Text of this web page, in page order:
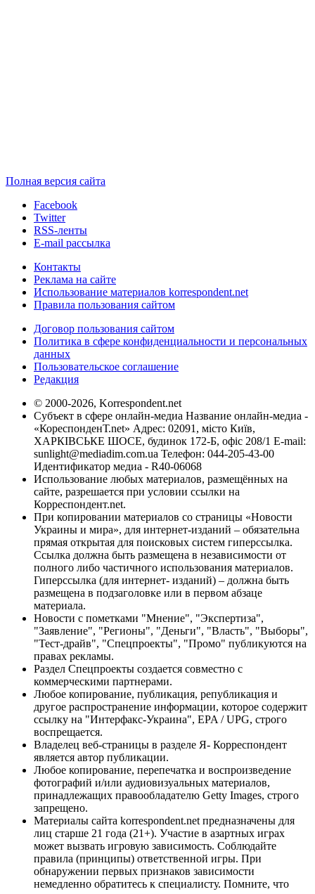
Полная версия сайта
Facebook
Twitter
RSS-ленты
E-mail рассылка
Контакты
Реклама на сайте
Использование материалов korrespondent.net
Правила пользования сайтом
Договор пользования сайтом
Политика в сфере конфиденциальности и персональных
данных
Пользовательское соглашение
Редакция
© 2000-2026, Korrespondent.net
Субъект в сфере онлайн-медиа Название онлайн-медиа -
«КореспонденТ.net» Адрес: 02091, місто Київ,
ХАРКІВСЬКЕ ШОСЕ, будинок 172-Б, офіс 208/1 E-mail:
sunlight@mediadim.com.ua Телефон: 044-205-43-00
Идентификатор медиа - R40-06068
Использование любых материалов, размещённых на
сайте, разрешается при условии ссылки на
Корреспондент.net.
При копировании материалов со страницы «Новости
Украины и мира», для интернет-изданий – обязательна
прямая открытая для поисковых систем гиперссылка.
Ссылка должна быть размещена в независимости от
полного либо частичного использования материалов.
Гиперссылка (для интернет- изданий) – должна быть
размещена в подзаголовке или в первом абзаце
материала.
Новости с пометками "Мнение", "Экспертиза",
"Заявление", "Регионы", "Деньги", "Власть", "Выборы",
"Тест-драйв", "Спецпроекты", "Промо" публикуются на
правах рекламы.
Раздел Спецпроекты создается совместно с
коммерческими партнерами.
Любое копирование, публикация, републикация и
другое распространение информации, которое содержит
ссылку на "Интерфакс-Украина", EPA / UPG, строго
воспрещается.
Владелец веб-страницы в разделе Я- Корреспондент
является автор публикации.
Любое копирование, перепечатка и воспроизведение
фотографий и/или аудиовизуальных материалов,
принадлежащих правообладателю Getty Images, строго
запрещено.
Материалы сайта korrespondent.net предназначены для
лиц старше 21 года (21+). Участие в азартных играх
может вызвать игровую зависимость. Соблюдайте
правила (принципы) ответственной игры. При
обнаружении первых признаков зависимости
немедленно обратитесь к специалисту. Помните, что